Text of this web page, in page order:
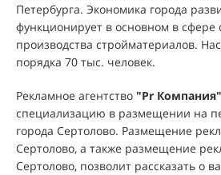
Петербурга. Экономика города
функционирует в основном в сфере
производства стройматериалов.
порядка 70 тыс. человек.
Рекламное агентство "Pr Компания"
специализацию в размещении на
города Сертолово. Размещение
Сертолово, а также размещение
Сертолово, позволит рассказать о